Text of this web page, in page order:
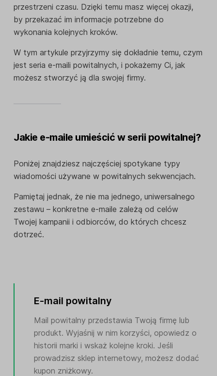
przestrzeni czasu. Dzięki temu masz więcej okazji,
by przekazać im informacje potrzebne do
wykonania kolejnych kroków.
W tym artykule przyjrzymy się dokładnie temu, czym
jest seria e-maili powitalnych, i pokażemy Ci, jak
możesz stworzyć ją dla swojej firmy.
Jakie e-maile umieścić w serii powitalnej?
Poniżej znajdziesz najczęściej spotykane typy
wiadomości używane w powitalnych sekwencjach.
Pamiętaj jednak, że nie ma jednego, uniwersalnego
zestawu – konkretne e-maile zależą od celów
Twojej kampanii i odbiorców, do których chcesz
dotrzeć.
E-mail powitalny
Mail powitalny przedstawia Twoją firmę lub
produkt. Wyjaśnij w nim korzyści, opowiedz o
historii marki i wskaż kolejne kroki. Jeśli
prowadzisz sklep internetowy, możesz dodać
kupon zniżkowy.